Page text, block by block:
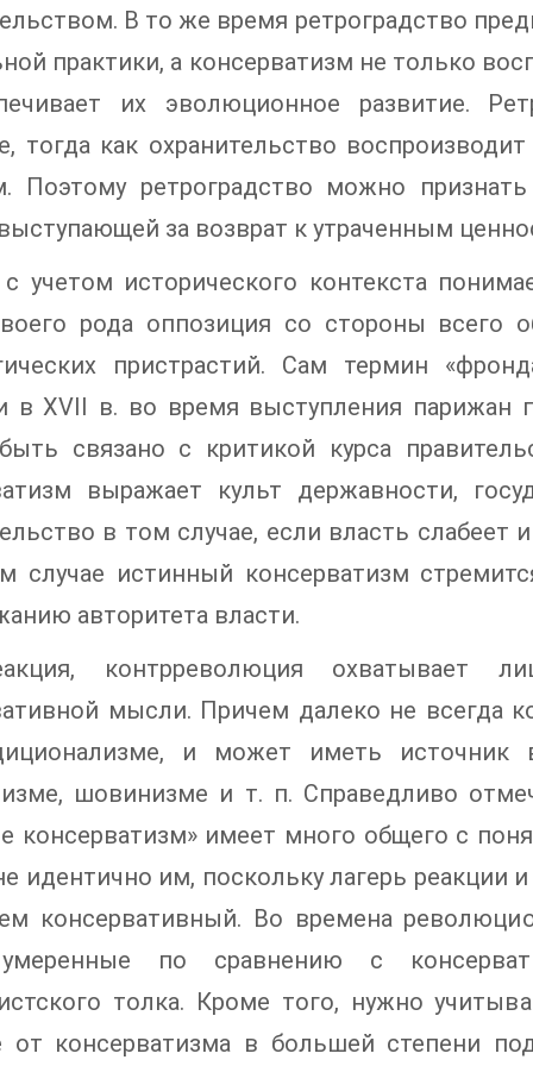
В то же время ретроградство
практики, а консерватизм не только
их эволюционное развитие.
тогда как охранительство
Поэтому ретроградство можно
за возврат к утраченным
учетом исторического контекста
рода оппозиция со стороны всего
пристрастий. Сам термин
в XVII в. во время выступления парижан
связано с критикой курса
выражает культ державности,
в том случае, если власть слабеет
случае истинный консерватизм
авторитета власти.
контрреволюция охватывает
мысли. Причем далеко не всегда
и может иметь источник
шовинизме и т. п. Справедливо
консерватизм» имеет много общего с
идентично им, поскольку лагерь
консервативный. Во времена
по сравнению с
толка. Кроме того, нужно
от консерватизма в большей степени